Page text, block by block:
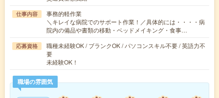
仕事内容
事務的軽作業
＼キレイな病院でのサポート作業！／具体的には・・・・病
院内の備品や書類の移動・ベッドメイキング・食事…
応募資格
職種未経験OK / ブランクOK / パソコンスキル不要 / 英語力不
要
未経験OK！
職場の雰囲気